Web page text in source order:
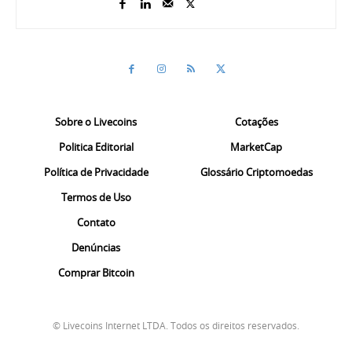
Sobre o Livecoins
Politica Editorial
Política de Privacidade
Termos de Uso
Contato
Denúncias
Comprar Bitcoin
Cotações
MarketCap
Glossário Criptomoedas
© Livecoins Internet LTDA. Todos os direitos reservados.